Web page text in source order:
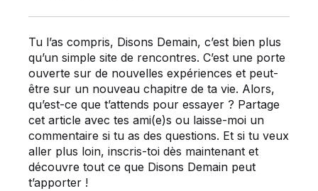
Tu l’as compris, Disons Demain, c’est bien plus
qu’un simple site de rencontres. C’est une porte
ouverte sur de nouvelles expériences et peut-
être sur un nouveau chapitre de ta vie. Alors,
qu’est-ce que t’attends pour essayer ? Partage
cet article avec tes ami(e)s ou laisse-moi un
commentaire si tu as des questions. Et si tu veux
aller plus loin, inscris-toi dès maintenant et
découvre tout ce que Disons Demain peut
t’apporter !